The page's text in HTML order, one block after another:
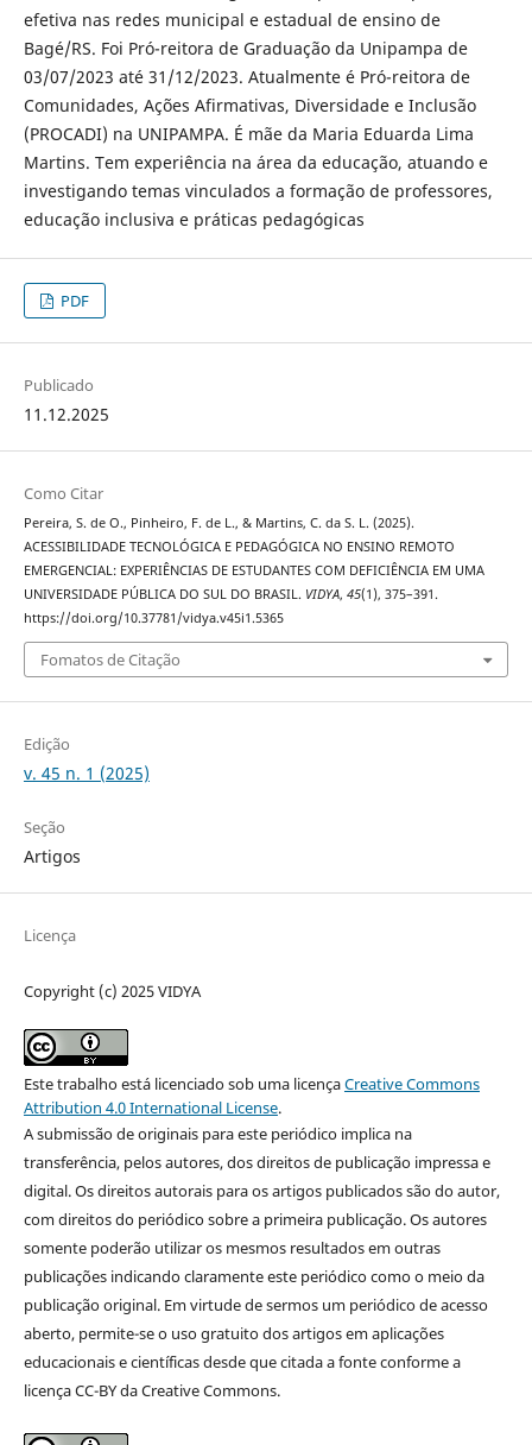
efetiva nas redes municipal e estadual de ensino de
Bagé/RS. Foi Pró-reitora de Graduação da Unipampa de
03/07/2023 até 31/12/2023. Atualmente é Pró-reitora de
Comunidades, Ações Afirmativas, Diversidade e Inclusão
(PROCADI) na UNIPAMPA. É mãe da Maria Eduarda Lima
Martins. Tem experiência na área da educação, atuando e
investigando temas vinculados a formação de professores,
educação inclusiva e práticas pedagógicas
PDF
Publicado
11.12.2025
Como Citar
Pereira, S. de O., Pinheiro, F. de L., & Martins, C. da S. L. (2025).
ACESSIBILIDADE TECNOLÓGICA E PEDAGÓGICA NO ENSINO REMOTO
EMERGENCIAL: EXPERIÊNCIAS DE ESTUDANTES COM DEFICIÊNCIA EM UMA
UNIVERSIDADE PÚBLICA DO SUL DO BRASIL. VIDYA, 45(1), 375–391.
https://doi.org/10.37781/vidya.v45i1.5365
Fomatos de Citação
Edição
v. 45 n. 1 (2025)
Seção
Artigos
Licença
Copyright (c) 2025 VIDYA
Este trabalho está licenciado sob uma licençaCreative Commons
Attribution 4.0 International License.
A submissão de originais para este periódico implica na
transferência, pelos autores, dos direitos de publicação impressa e
digital. Os direitos autorais para os artigos publicados são do autor,
com direitos do periódico sobre a primeira publicação. Os autores
somente poderão utilizar os mesmos resultados em outras
publicações indicando claramente este periódico como o meio da
publicação original. Em virtude de sermos um periódico de acesso
aberto, permite-se o uso gratuito dos artigos em aplicações
educacionais e científicas desde que citada a fonte conforme a
licença CC-BY da Creative Commons.